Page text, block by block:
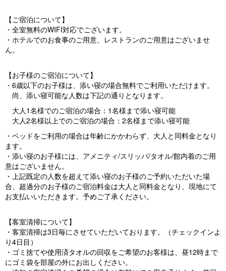
【ご宿泊について】
・全室無料のWIFI対応でございます。
・ホテルでのお食事のご用意、レストランのご用意はございませ
ん。
【お子様のご宿泊について】
・6歳以下のお子様は、添い寝の場合無料でご利用いただけます。
尚、添い寝可能な人数は下記の通りとなります。
大人1名様でのご宿泊の場合：1名様まで添い寝可能
大人2名様以上でのご宿泊の場合：2名様まで添い寝可能
・ベッドをご利用の場合は年齢にかかわらず、大人と同料金となり
ます。
・添い寝のお子様には、アメニティ/スリッパ/タオル/館内着のご用
意はございません。
・上記既定の人数を超えて添い寝のお子様のご予約いただいた場
合、超過分のお子様のご宿泊料金は大人と同料金となり、現地にて
お支払いいただきます。予めご了承ください。
【客室清掃について】
・客室清掃は3日毎にさせていただいております。（チェックインよ
り4日目）
・ゴミ捨てや使用済タオルの回収をご希望のお客様は、昼12時まで
にゴミ袋を部屋の外にお出しください。